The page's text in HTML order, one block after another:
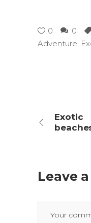
0 0
Adventure
Exotic
Leave